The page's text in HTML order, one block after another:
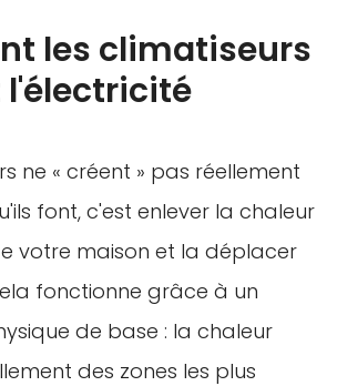
les climatiseurs
ne « créent » pas réellement
font, c'est enlever la chaleur
votre maison et la déplacer
fonctionne grâce à un
de base : la chaleur
des zones les plus